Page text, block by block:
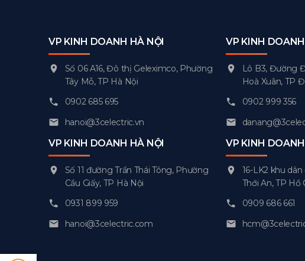
VP KINH DOANH HÀ NỘI
Số 06 A16, Đô thị Geleximco, Phường
Tây Mỗ, TP Hà Nội
0902 685 695
hanoi@3celectric.vn
VP KINH DOANH HÀ NỘI
Số 11 đường Trần Thái Tông, Phường
Cầu Giấy, TP Hà Nội
0931 899 959
hanoi@3celectric.com
VP KINH
Lô B3, Đường
Hoà Xuân, TP
0902 999 356
VP KINH
16-LK2 khu
Thới An, TP Hồ
0909 686 661